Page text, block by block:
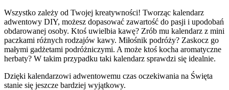
Wszystko zależy od Twojej kreatywności! Tworząc kalendarz
adwentowy DIY, możesz dopasować zawartość do pasji i upodobań
obdarowanej osoby. Ktoś uwielbia kawę? Zrób mu kalendarz z mini
paczkami różnych rodzajów kawy. Miłośnik podróży? Zaskocz go
małymi gadżetami podróżniczymi. A może ktoś kocha aromatyczne
herbaty? W takim przypadku taki kalendarz sprawdzi się idealnie.
Dzięki kalendarzowi adwentowemu czas oczekiwania na Święta
stanie się jeszcze bardziej wyjątkowy.